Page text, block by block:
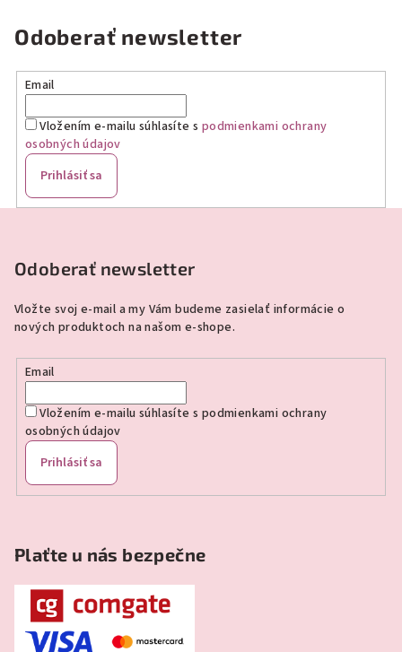
Odoberať newsletter
Email
Vložením e-mailu súhlasíte s podmienkami ochrany
osobných údajov
Prihlásiť sa
Odoberať newsletter
Vložte svoj e-mail a my Vám budeme zasielať informácie o
nových produktoch na našom e-shope.
Email
Vložením e-mailu súhlasíte s podmienkami ochrany
osobných údajov
Prihlásiť sa
Plaťte u nás bezpečne